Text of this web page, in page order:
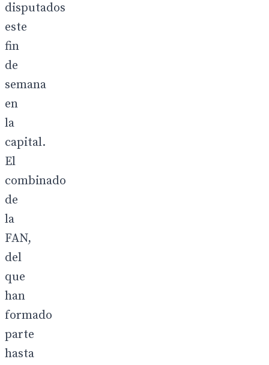
disputados
este
fin
de
semana
en
la
capital.
El
combinado
de
la
FAN,
del
que
han
formado
parte
hasta